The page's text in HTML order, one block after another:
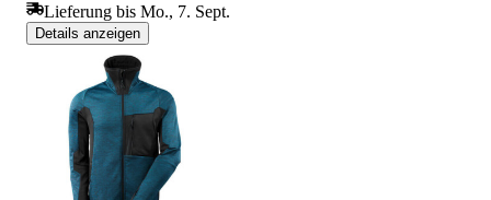
Lieferung bis Mo., 7. Sept.
Details anzeigen